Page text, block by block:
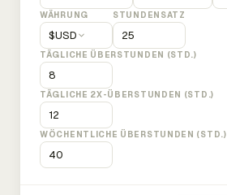
WÄHRUNG
$USD
STUNDENSATZ
TÄGLICHE ÜBERSTUNDEN (STD.)
TÄGLICHE 2X-ÜBERSTUNDEN (STD.)
WÖCHENTLICHE ÜBERSTUNDEN (STD.)